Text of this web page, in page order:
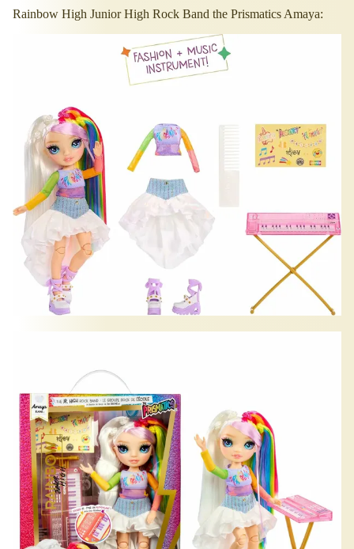
Rainbow High Junior High Rock Band the Prismatics Amaya: